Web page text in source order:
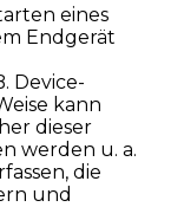
eines
Endgerät
Device-
kann
dieser
werden u. a.
die
und